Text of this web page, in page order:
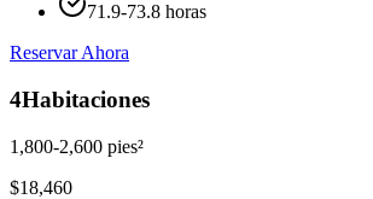
71.9-73.8 horas
Reservar Ahora
4Habitaciones
1,800-2,600 pies²
$18,460